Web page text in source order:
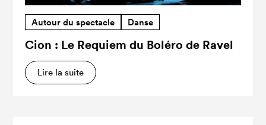
Autour du spectacle Danse
Cion : Le Requiem du Boléro de Ravel
Lire la suite